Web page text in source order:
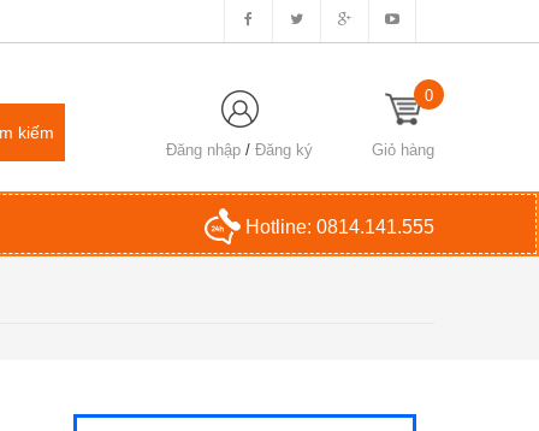
Đăng nhập /Đăng ký Giỏ hàng
0
Hotline: 0814.141.555